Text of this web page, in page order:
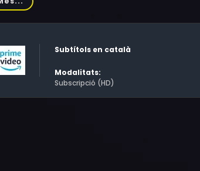
Subtítols en català
Modalitats:
Subscripció (HD)